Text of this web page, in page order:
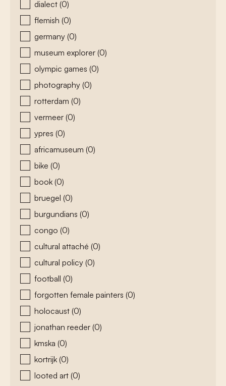
dialect (0)
flemish (0)
germany (0)
museum explorer (0)
olympic games (0)
photography (0)
rotterdam (0)
vermeer (0)
ypres (0)
africamuseum (0)
bike (0)
book (0)
bruegel (0)
burgundians (0)
congo (0)
cultural attaché (0)
cultural policy (0)
football (0)
forgotten female painters (0)
holocaust (0)
jonathan reeder (0)
kmska (0)
kortrijk (0)
looted art (0)